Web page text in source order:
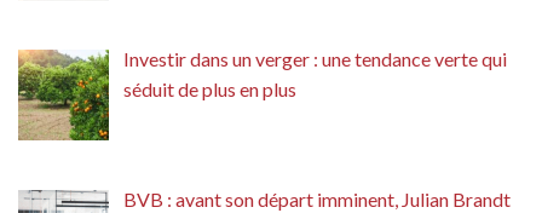
Investir dans un verger : une tendance verte qui
séduit de plus en plus
BVB : avant son départ imminent, Julian Brandt